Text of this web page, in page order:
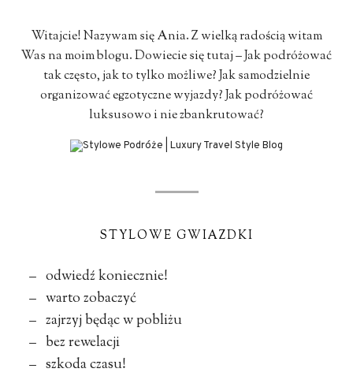
Witajcie! Nazywam się Ania. Z wielką radością witam
Was na moim blogu. Dowiecie się tutaj – Jak podróżować
tak często, jak to tylko możliwe? Jak samodzielnie
organizować egzotyczne wyjazdy? Jak podróżować
luksusowo i nie zbankrutować?
STYLOWE GWIAZDKI
– odwiedź koniecznie!
– warto zobaczyć
– zajrzyj będąc w pobliżu
– bez rewelacji
– szkoda czasu!